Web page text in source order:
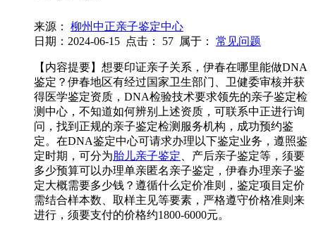
来源：
柳州中正亲子鉴定中心
日期：2024-06-15 点击： 57 属于： 常见问题
【内容提要】想要印证亲子关系，伊春在哪里能做DNA
鉴定？伊春地区有经过国家卫生部门、卫健委审核并获
得医学鉴定资质，DNA检验技术要求领先的亲子鉴定检
测中心，不知道如何辨别上述资质，可联系中正进行询
问，找到正规的亲子鉴定检测服务机构，成功预约鉴
定。在DNA鉴定中心可请求办理以下鉴定业务，遵照鉴
定时期，可分为胎儿亲子鉴定 、产后亲子鉴定等，须要
多少预算可以办理单亲匿名亲子鉴定，伊春办理亲子鉴
定大概需要多少钱？遵循什么定价准则，鉴定项目定价
需结合样本数、取样主见等要素，严格遵守价格准则来
进行，须要支付的价格约1800-6000元。